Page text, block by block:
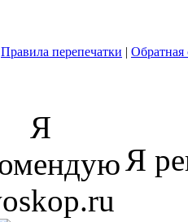
Правила перепечатки | Обратная
Я